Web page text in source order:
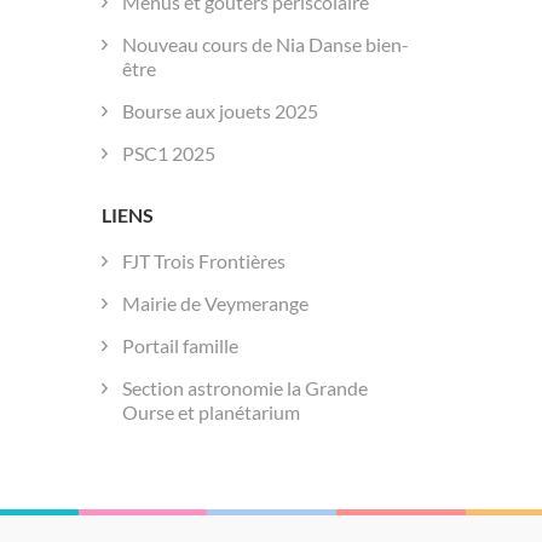
Nouveau cours de Nia Danse bien-
être
Bourse aux jouets 2025
PSC1 2025
LIENS
FJT Trois Frontières
Mairie de Veymerange
Portail famille
Section astronomie la Grande
Ourse et planétarium